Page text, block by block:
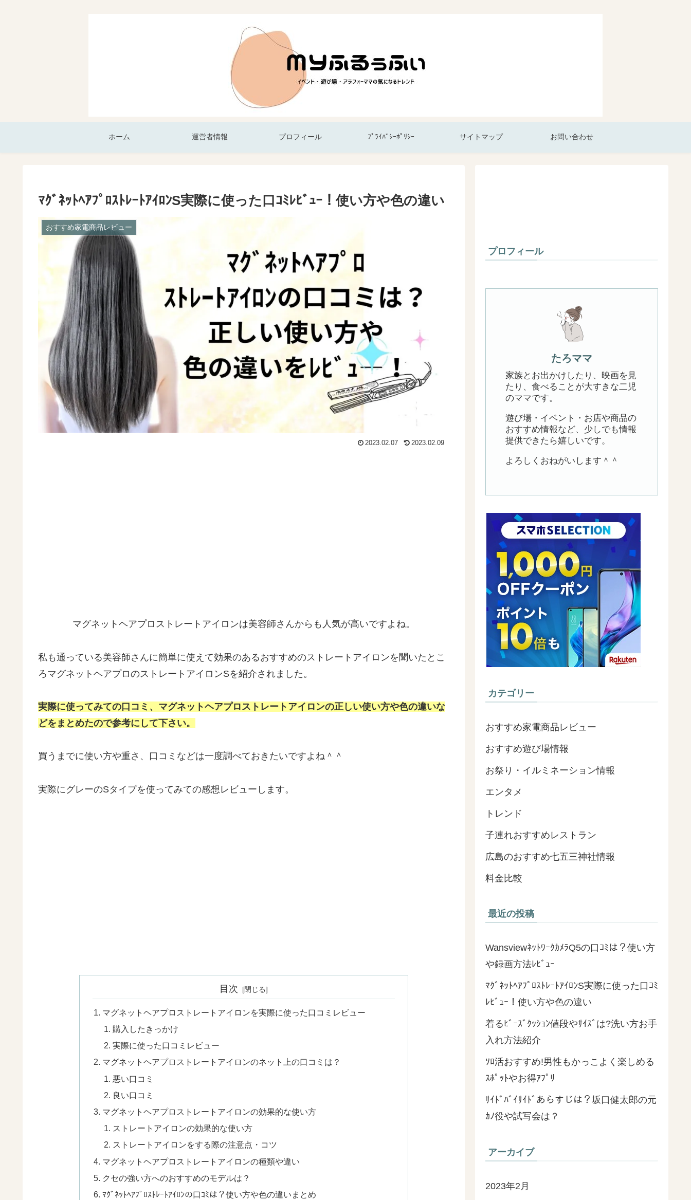
ホーム 運営者情報 プロフィール ﾌﾟﾗｲﾊﾞｼｰﾎﾟﾘｼｰ サイトマップ お問い合わせ
ﾏｸﾞﾈｯﾄﾍｱﾌﾟﾛｽﾄﾚｰﾄｱｲﾛﾝS実際に使った口ｺﾐﾚﾋﾞｭｰ！使い方や色の違い
おすすめ家電商品レビュー
2023.02.07 2023.02.09
マグネットヘアプロストレートアイロンは美容師さんからも人気が高いですよね。
私も通っている美容師さんに簡単に使えて効果のあるおすすめのストレートアイロンを聞いたとこ
ろマグネットヘアプロのストレートアイロンSを紹介されました。
実際に使ってみての口コミ、マグネットヘアプロストレートアイロンの正しい使い方や色の違いな
どをまとめたので参考にして下さい。
買うまでに使い方や重さ、口コミなどは一度調べておきたいですよね＾＾
実際にグレーのSタイプを使ってみての感想レビューします。
目次
マグネットヘアプロストレートアイロンを実際に使った口コミレビュー
購入したきっかけ
実際に使った口コミレビュー
マグネットヘアプロストレートアイロンのネット上の口コミは？
悪い口コミ
良い口コミ
マグネットヘアプロストレートアイロンの効果的な使い方
ストレートアイロンの効果的な使い方
ストレートアイロンをする際の注意点・コツ
マグネットヘアプロストレートアイロンの種類や違い
クセの強い方へのおすすめのモデルは？
ﾏｸﾞﾈｯﾄﾍｱﾌﾟﾛｽﾄﾚｰﾄｱｲﾛﾝの口ｺﾐは？使い方や色の違いまとめ
プロフィール
たろママ
家族とお出かけしたり、映画を見
たり、食べることが大すきな二児
のママです。
遊び場・イベント・お店や商品の
おすすめ情報など、少しでも情報
提供できたら嬉しいです。
よろしくおねがいします＾＾
カテゴリー
おすすめ家電商品レビュー
おすすめ遊び場情報
お祭り・イルミネーション情報
エンタメ
トレンド
子連れおすすめレストラン
広島のおすすめ七五三神社情報
料金比較
最近の投稿
WansviewﾈｯﾄﾜｰｸｶﾒﾗQ5の口ｺﾐは？使い方
や録画方法ﾚﾋﾞｭｰ
ﾏｸﾞﾈｯﾄﾍｱﾌﾟﾛｽﾄﾚｰﾄｱｲﾛﾝS実際に使った口ｺﾐ
ﾚﾋﾞｭｰ！使い方や色の違い
着るﾋﾞｰｽﾞｸｯｼｮﾝ値段やｻｲｽﾞは?洗い方お手
入れ方法紹介
ｿﾛ活おすすめ!男性もかっこよく楽しめる
ｽﾎﾟｯﾄやお得ｱﾌﾟﾘ
ｻｲﾄﾞﾊﾞｲｻｲﾄﾞあらすじは？坂口健太郎の元
ｶﾉ役や試写会は？
アーカイブ
2023年2月